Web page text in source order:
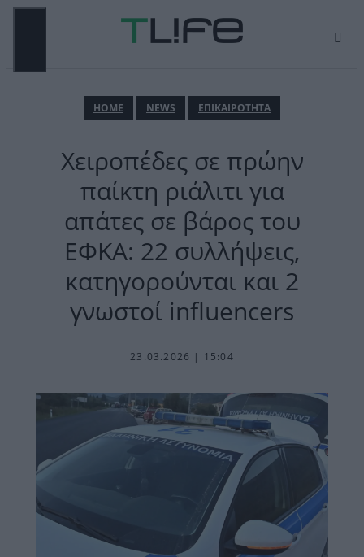
Μετάβαση
ΗΟΜΕ NEWS ΕΠΙΚΑΙΡΟΤΗΤΑ
Χειροπέδες σε πρώην
παίκτη ριάλιτι για
απάτες σε βάρος του
ΕΦΚΑ: 22 συλλήψεις,
κατηγορούνται και 2
γνωστοί influencers
23.03.2026 | 15:04